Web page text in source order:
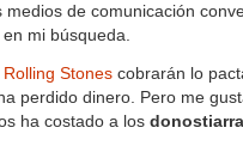
medios de comunicación
mi búsqueda.
Rolling Stones cobrarán lo
perdido dinero. Pero me
ha costado a los